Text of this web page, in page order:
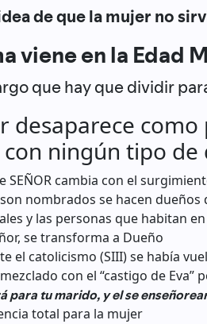
de que la mujer no
viene en la Edad
que hay que dividir
desaparece como
ningún tipo de
SEÑOR cambia con el
nombrados se hacen
y las personas que habitan
se transforma a Dueño
el catolicismo (SIII) se había
con el “castigo de
para tu marido, y el se
total para la mujer